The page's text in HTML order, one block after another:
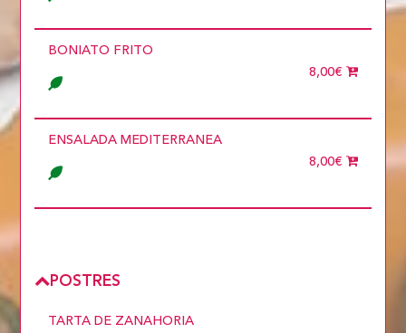
BONIATO FRITO
8,00€
ENSALADA MEDITERRANEA
8,00€
POSTRES
TARTA DE ZANAHORIA